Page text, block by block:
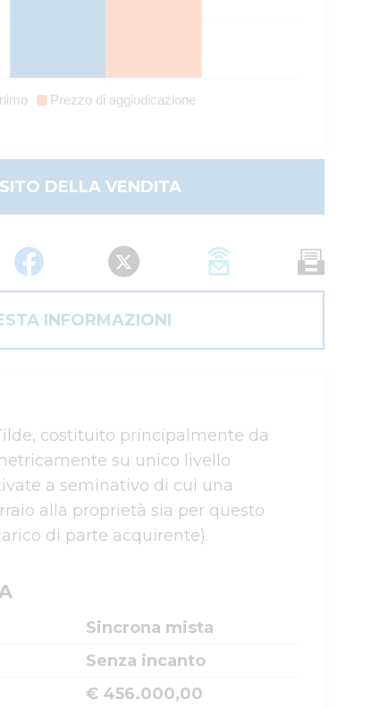
Prezzo di aggiudicazione
DELLA VENDITA
INFORMAZIONI
costituito principalmente da
su unico livello
a seminativo di cui una
alla proprietà sia per questo
di parte acquirente).
Sincrona mista
Senza incanto
€ 456.000,00